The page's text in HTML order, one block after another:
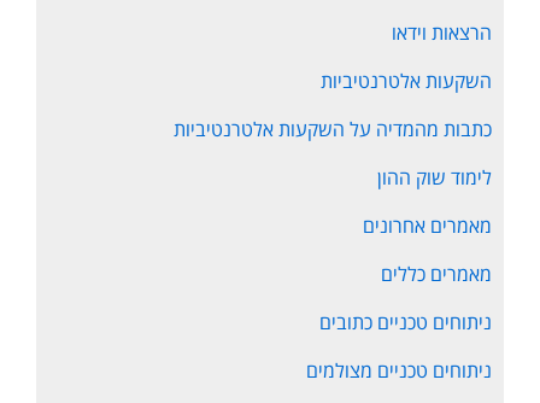
הרצאות וידאו
השקעות אלטרנטיביות
כתבות מהמדיה על השקעות אלטרנטיביות
לימוד שוק ההון
מאמרים אחרונים
מאמרים כללים
ניתוחים טכניים כתובים
ניתוחים טכניים מצולמים